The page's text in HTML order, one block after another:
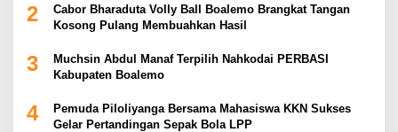
2
Cabor Bharaduta Volly Ball Boalemo Brangkat Tangan
Kosong Pulang Membuahkan Hasil
3
Muchsin Abdul Manaf Terpilih Nahkodai PERBASI
Kabupaten Boalemo
4
Pemuda Piloliyanga Bersama Mahasiswa KKN Sukses
Gelar Pertandingan Sepak Bola LPP